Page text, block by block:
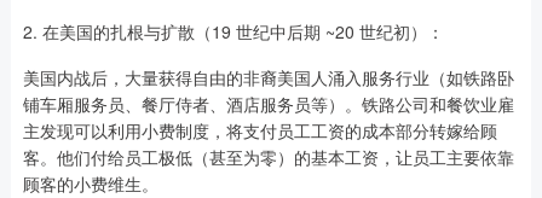
2. 在美国的扎根与扩散（19 世纪中后期 ~20 世纪初）：
美国内战后，大量获得自由的非裔美国人涌入服务行业（如铁路卧
铺车厢服务员、餐厅侍者、酒店服务员等）。铁路公司和餐饮业雇
主发现可以利用小费制度，将支付员工工资的成本部分转嫁给顾
客。他们付给员工极低（甚至为零）的基本工资，让员工主要依靠
顾客的小费维生。